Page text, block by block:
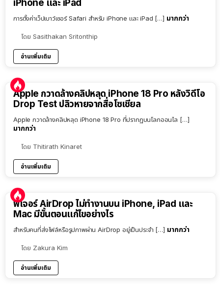
iPhone และ iPad
การตั้งค่าเว็ปเบาว์เซอร์ Safari สำหรับ iPhone และ iPad […] มากกว่า
โดย Sasithakan Sritonthip
อ่านเพิ่มเติม
Apple กวาดล้างคลิปหลุด iPhone 18 Pro หลังวิดีโอ
Drop Test ปลิวหายจากสื่อโซเชียล
Apple กวาดล้างคลิปหลุด iPhone 18 Pro ที่ปรากฏบนโลกออนไล […]
มากกว่า
โดย Thitirath Kinaret
อ่านเพิ่มเติม
ฟีเจอร์ AirDrop ไม่ทำงานบน iPhone, iPad และ
Mac มีขั้นตอนแก้ไขอย่างไร
สำหรับคนที่ส่งไฟล์หรือรูปภาพผ่าน AirDrop อยู่เป็นประจำ […] มากกว่า
โดย Zakura Kim
อ่านเพิ่มเติม